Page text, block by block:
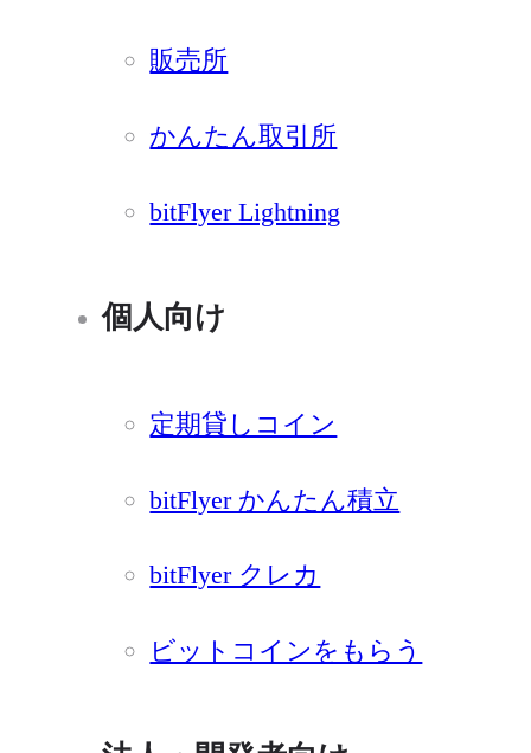
販売所
かんたん取引所
bitFlyer Lightning
個人向け
定期貸しコイン
bitFlyer かんたん積立
bitFlyer クレカ
ビットコインをもらう